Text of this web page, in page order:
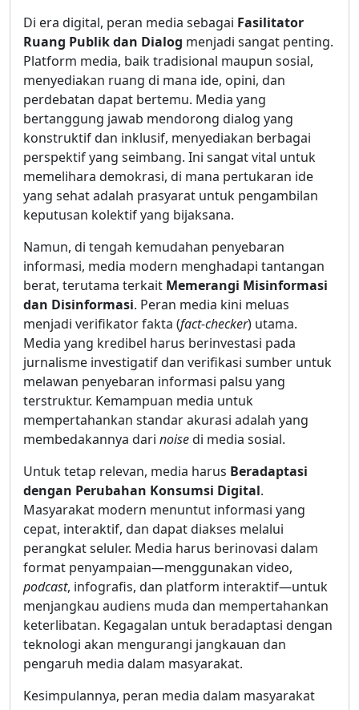
Di era digital, peran media sebagai Fasilitator
Ruang Publik dan Dialog menjadi sangat penting.
Platform media, baik tradisional maupun sosial,
menyediakan ruang di mana ide, opini, dan
perdebatan dapat bertemu. Media yang
bertanggung jawab mendorong dialog yang
konstruktif dan inklusif, menyediakan berbagai
perspektif yang seimbang. Ini sangat vital untuk
memelihara demokrasi, di mana pertukaran ide
yang sehat adalah prasyarat untuk pengambilan
keputusan kolektif yang bijaksana.
Namun, di tengah kemudahan penyebaran
informasi, media modern menghadapi tantangan
berat, terutama terkait Memerangi Misinformasi
dan Disinformasi. Peran media kini meluas
menjadi verifikator fakta (fact-checker) utama.
Media yang kredibel harus berinvestasi pada
jurnalisme investigatif dan verifikasi sumber untuk
melawan penyebaran informasi palsu yang
terstruktur. Kemampuan media untuk
mempertahankan standar akurasi adalah yang
membedakannya dari noisedi media sosial.
Untuk tetap relevan, media harus Beradaptasi
dengan Perubahan Konsumsi Digital.
Masyarakat modern menuntut informasi yang
cepat, interaktif, dan dapat diakses melalui
perangkat seluler. Media harus berinovasi dalam
format penyampaian—menggunakan video,
podcast, infografis, dan platform interaktif—untuk
menjangkau audiens muda dan mempertahankan
keterlibatan. Kegagalan untuk beradaptasi dengan
teknologi akan mengurangi jangkauan dan
pengaruh media dalam masyarakat.
Kesimpulannya, peran media dalam masyarakat